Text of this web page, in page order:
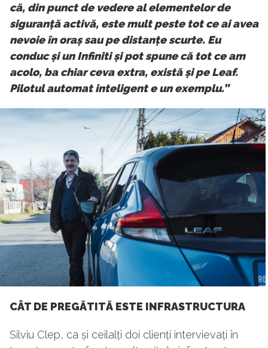
că, din punct de vedere al elementelor de
siguranță activă, este mult peste tot ce ai avea
nevoie în oraș sau pe distanțe scurte. Eu
conduc și un Infiniti și pot spune că tot ce am
acolo, ba chiar ceva extra, există și pe Leaf.
Pilotul automat inteligent e un exemplu.”
CÂT DE PREGĂTITĂ ESTE INFRASTRUCTURA
Silviu Clep, ca și ceilalți doi clienți intervievați în